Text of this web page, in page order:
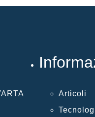
Articoli